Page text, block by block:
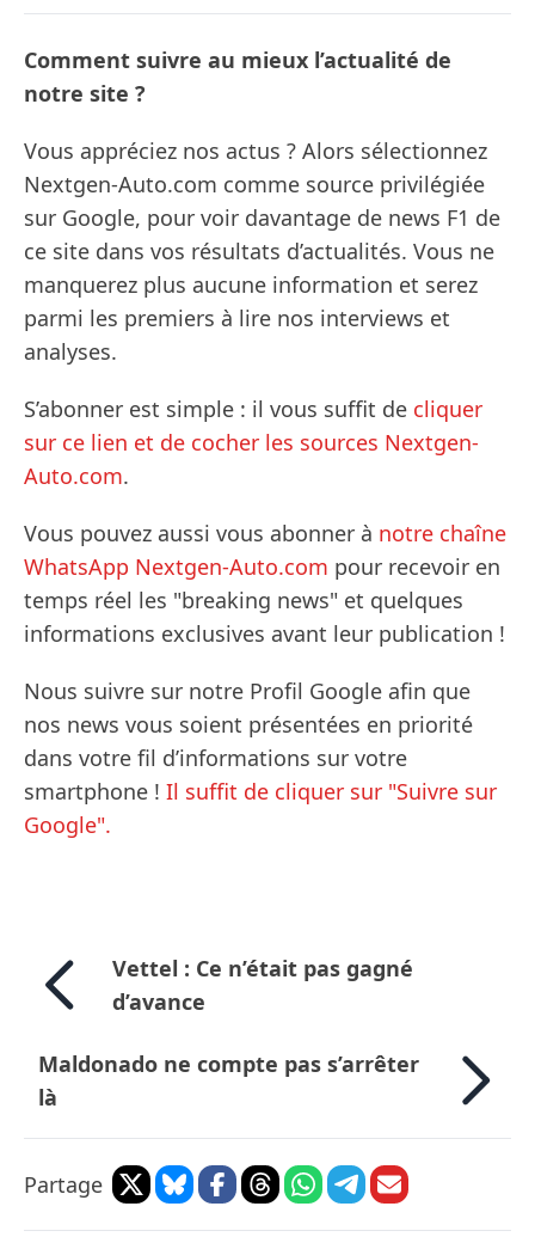
Comment suivre au mieux l’actualité de
notre site ?
Vous appréciez nos actus ? Alors sélectionnez
Nextgen-Auto.com comme source privilégiée
sur Google, pour voir davantage de news F1 de
ce site dans vos résultats d’actualités. Vous ne
manquerez plus aucune information et serez
parmi les premiers à lire nos interviews et
analyses.
S’abonner est simple : il vous suffit de cliquer
sur ce lien et de cocher les sources Nextgen-
Auto.com.
Vous pouvez aussi vous abonner à notre chaîne
WhatsApp Nextgen-Auto.com pour recevoir en
temps réel les "breaking news" et quelques
informations exclusives avant leur publication !
Nous suivre sur notre Profil Google afin que
nos news vous soient présentées en priorité
dans votre fil d’informations sur votre
smartphone ! Il suffit de cliquer sur "Suivre sur
Google".
Vettel : Ce n’était pas gagné
d’avance
Maldonado ne compte pas s’arrêter
là
Partage